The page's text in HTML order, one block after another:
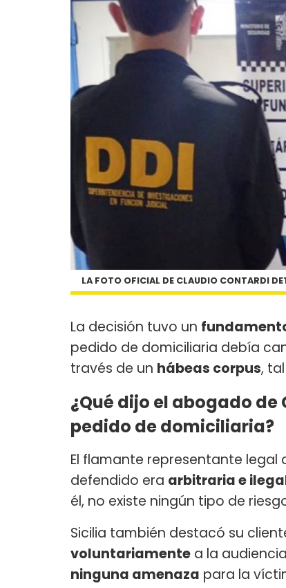
LA FOTO OFICIAL DE CLAUDIO CONTARDI
La decisión tuvo un
pedido de domiciliaria debía
través de un hábeas corpus,
¿Qué dijo el abogado
pedido de domiciliaria?
El flamante representante legal
defendido era arbitraria e
él, no existe ningún tipo de
Sicilia también destacó su
voluntariamente a la
ninguna amenaza para la